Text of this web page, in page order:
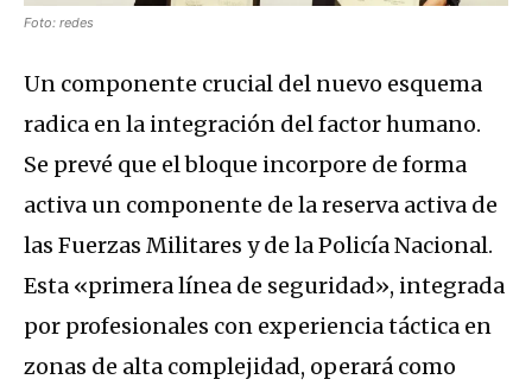
Foto: redes
Un componente crucial del nuevo esquema
radica en la integración del factor humano.
Se prevé que el bloque incorpore de forma
activa un componente de la reserva activa de
las Fuerzas Militares y de la Policía Nacional.
Esta «primera línea de seguridad», integrada
por profesionales con experiencia táctica en
zonas de alta complejidad, operará como